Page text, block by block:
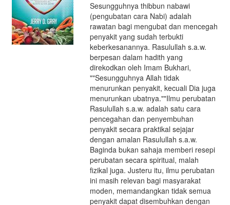
Sesungguhnya thibbun nabawi
(pengubatan cara Nabi) adalah
rawatan bagi mengubat dan mencegah
penyakit yang sudah terbukti
keberkesanannya. Rasulullah s.a.w.
berpesan dalam hadith yang
direkodkan oleh Imam Bukhari,
""Sesungguhnya Allah tidak
menurunkan penyakit, kecuali Dia juga
menurunkan ubatnya.""Ilmu perubatan
Rasulullah s.a.w. adalah satu cara
pencegahan dan penyembuhan
penyakit secara praktikal sejajar
dengan amalan Rasulullah s.a.w.
Baginda bukan sahaja memberi resepi
perubatan secara spiritual, malah
fizikal juga. Justeru itu, ilmu perubatan
ini masih relevan bagi masyarakat
moden, memandangkan tidak semua
penyakit dapat disembuhkan dengan